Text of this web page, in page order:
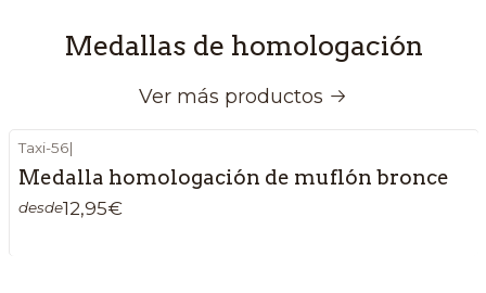
Medallas de homologación
Ver más productos
Taxi-56|
Medalla homologación de muflón bronce
desde12,95€